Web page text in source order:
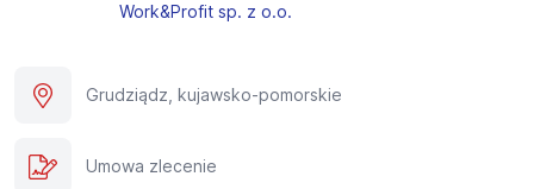
Work&Profit sp. z o.o.
Grudziądz, kujawsko-pomorskie
Umowa zlecenie